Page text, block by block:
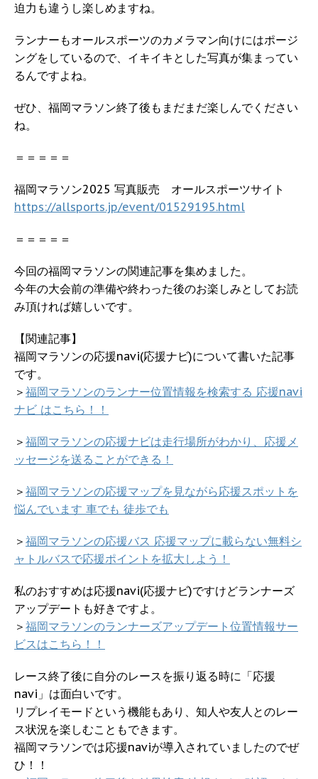
迫力も違うし楽しめますね。
ランナーもオールスポーツのカメラマン向けにはポージ
ングをしているので、イキイキとした写真が集まってい
るんですよね。
ぜひ、福岡マラソン終了後もまだまだ楽しんでください
ね。
＝＝＝＝＝
福岡マラソン2025 写真販売 オールスポーツサイト
https://allsports.jp/event/01529195.html
＝＝＝＝＝
今回の福岡マラソンの関連記事を集めました。
今年の大会前の準備や終わった後のお楽しみとしてお読
み頂ければ嬉しいです。
【関連記事】
福岡マラソンの応援navi(応援ナビ)について書いた記事
です。
＞ 福岡マラソンのランナー位置情報を検索する 応援navi
ナビ はこちら！！
＞ 福岡マラソンの応援ナビは走行場所がわかり、応援メ
ッセージを送ることができる！
＞ 福岡マラソンの応援マップを見ながら応援スポットを
悩んでいます 車でも 徒歩でも
＞ 福岡マラソンの応援バス 応援マップに載らない無料シ
ャトルバスで応援ポイントを拡大しよう！
私のおすすめは応援navi(応援ナビ)ですけどランナーズ
アップデートも好きですよ。
＞ 福岡マラソンのランナーズアップデート位置情報サー
ビスはこちら！！
レース終了後に自分のレースを振り返る時に「応援
navi」は面白いです。
リプレイモードという機能もあり、知人や友人とのレー
ス状況を楽しむこともできます。
福岡マラソンでは応援naviが導入されていましたのでぜ
ひ！！